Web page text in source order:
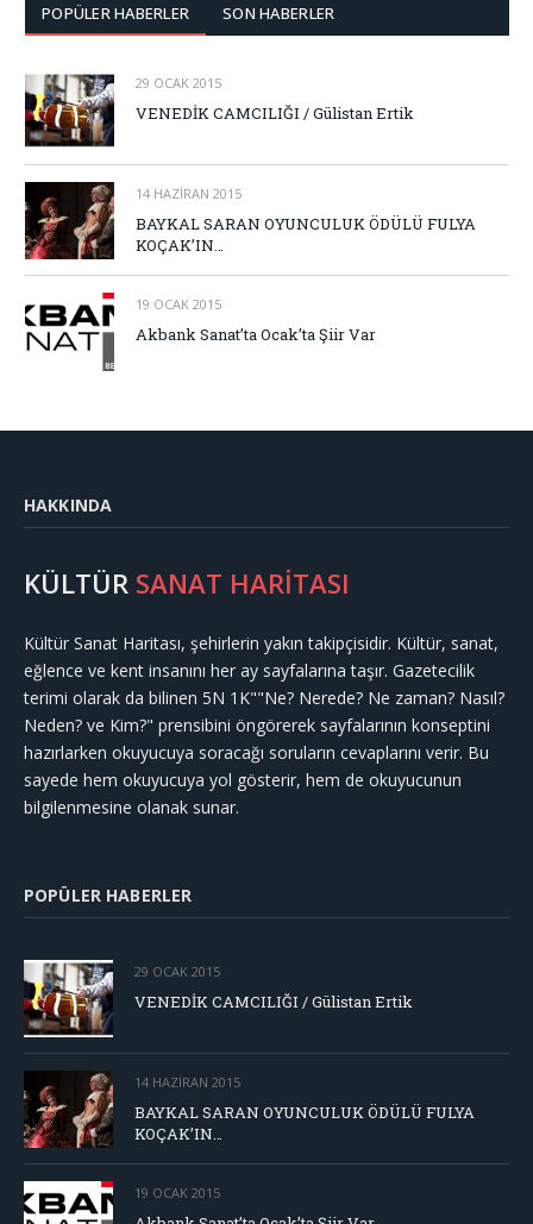
POPÜLER HABERLER SON HABERLER
29 OCAK 2015
VENEDİK CAMCILIĞI / Gülistan Ertik
14 HAZIRAN 2015
BAYKAL SARAN OYUNCULUK ÖDÜLÜ FULYA
KOÇAK’IN…
19 OCAK 2015
Akbank Sanat’ta Ocak’ta Şiir Var
HAKKINDA
KÜLTÜR SANAT HARİTASI
Kültür Sanat Haritası, şehirlerin yakın takipçisidir. Kültür, sanat,
eğlence ve kent insanını her ay sayfalarına taşır. Gazetecilik
terimi olarak da bilinen 5N 1K""Ne? Nerede? Ne zaman? Nasıl?
Neden? ve Kim?" prensibini öngörerek sayfalarının konseptini
hazırlarken okuyucuya soracağı soruların cevaplarını verir. Bu
sayede hem okuyucuya yol gösterir, hem de okuyucunun
bilgilenmesine olanak sunar.
POPÜLER HABERLER
29 OCAK 2015
VENEDİK CAMCILIĞI / Gülistan Ertik
14 HAZIRAN 2015
BAYKAL SARAN OYUNCULUK ÖDÜLÜ FULYA
KOÇAK’IN…
19 OCAK 2015